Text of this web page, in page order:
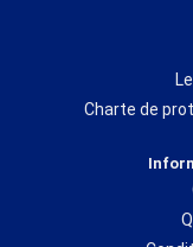
Charte de